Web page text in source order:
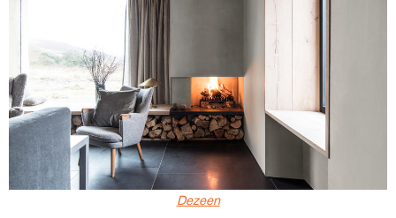
Dezeen